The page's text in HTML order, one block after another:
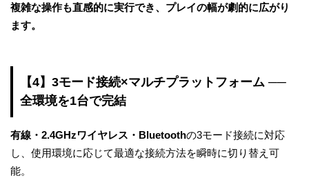
複雑な操作も直感的に実行でき、プレイの幅が劇的に広がり
ます。
【4】3モード接続×マルチプラットフォーム ──
全環境を1台で完結
有線・2.4GHzワイヤレス・Bluetoothの3モード接続に対応
し、使用環境に応じて最適な接続方法を瞬時に切り替え可
能。